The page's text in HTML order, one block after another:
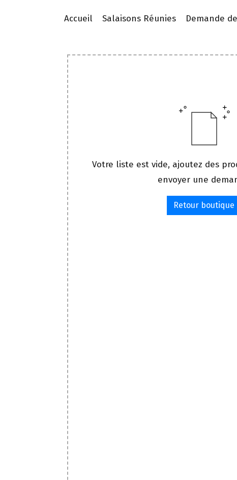
Accueil Salaisons Réunies Demande
Votre liste est vide, ajoutez des
envoyer une
Retour boutique